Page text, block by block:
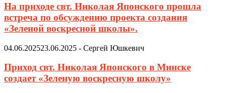
На приходе свт. Николая Японского прошла
встреча по обсуждению проекта создания
«Зеленой воскресной школы».
04.06.202523.06.2025 - Сергей Юшкевич
Приход свт. Николая Японского в Минске
создает «Зеленую воскресную школу»